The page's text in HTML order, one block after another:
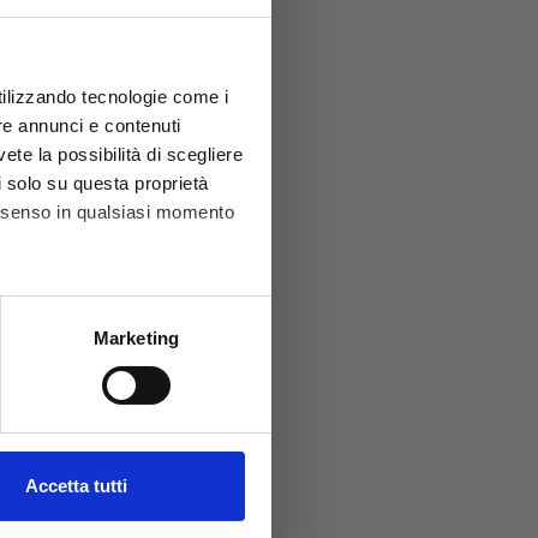
tecnologie come i
annunci e contenuti
la possibilità di scegliere
su questa proprietà
in qualsiasi momento
metro,
dettagli . Puoi
e per analizzare il
Marketing
Accetta tutti
RT
e